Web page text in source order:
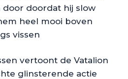
doordat hij slow
heel mooi boven
vissen
vertoont de Vatalion
glinsterende actie